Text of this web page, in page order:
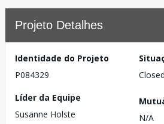
Projeto Detalhes
Identidade do Projeto
P084329
Closed
Líder da Equipe
Susanne Holste
N/A